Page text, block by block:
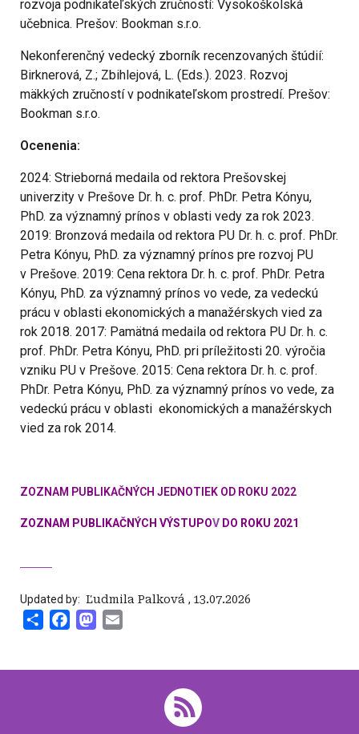
rozvoja podnikateľských zručností: Vysokoškolská
učebnica. Prešov: Bookman s.r.o.
Nekonferenčný vedecký zborník recenzovaných štúdií:
Birknerová, Z.; Zbihlejová, L. (Eds.). 2023. Rozvoj
mäkkých zručností v podnikateľskom prostredí. Prešov:
Bookman s.r.o.
Ocenenia:
2024: Strieborná medaila od rektora Prešovskej
univerzity v Prešove Dr. h. c. prof. PhDr. Petra Kónyu,
PhD. za významný prínos v oblasti vedy za rok 2023.
2019: Bronzová medaila od rektora PU Dr. h. c. prof. PhDr.
Petra Kónyu, PhD. za významný prínos pre rozvoj PU
v Prešove. 2019: Cena rektora Dr. h. c. prof. PhDr. Petra
Kónyu, PhD. za významný prínos vo vede, za vedeckú
prácu v oblasti ekonomických a manažérskych vied za
rok 2018. 2017: Pamätná medaila od rektora PU Dr. h. c.
prof. PhDr. Petra Kónyu, PhD. pri príležitosti 20. výročia
vzniku PU v Prešove. 2015: Cena rektora Dr. h. c. prof.
PhDr. Petra Kónyu, PhD. za významný prínos vo vede, za
vedeckú prácu v oblasti ekonomických a manažérskych
vied za rok 2014.
ZOZNAM PUBLIKAČNÝCH JEDNOTIEK OD ROKU 2022
ZOZNAM PUBLIKAČNÝCH VÝSTUPOV DO ROKU 2021
Updated by: ‍ Ľudmila Palková , 13.07.2026
Share FacebookMastodon